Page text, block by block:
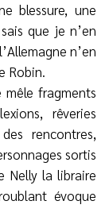
blessure, une
que je n’en
n’en
Robin.
fragments
rêveries
rencontres,
sortis
Nelly la libraire
évoque